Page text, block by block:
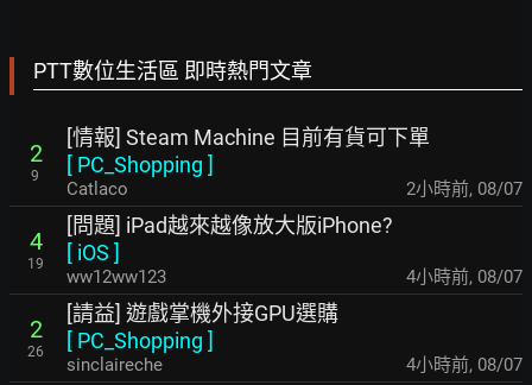
PTT數位生活區 即時熱門文章
2
9
[情報] Steam Machine 目前有貨可下單
[ PC_Shopping ]
Catlaco 2小時前, 08/07
4
19
[問題] iPad越來越像放大版iPhone?
[ iOS ]
ww12ww123 4小時前, 08/07
2
26
[請益] 遊戲掌機外接GPU選購
[ PC_Shopping ]
sinclaireche 4小時前, 08/07